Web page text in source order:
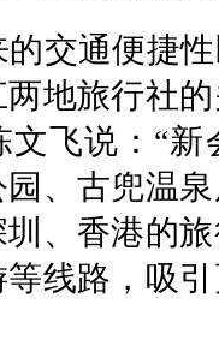
交通便捷
地旅行社
文飞说：“
、古兜温
、香港的
线路，吸